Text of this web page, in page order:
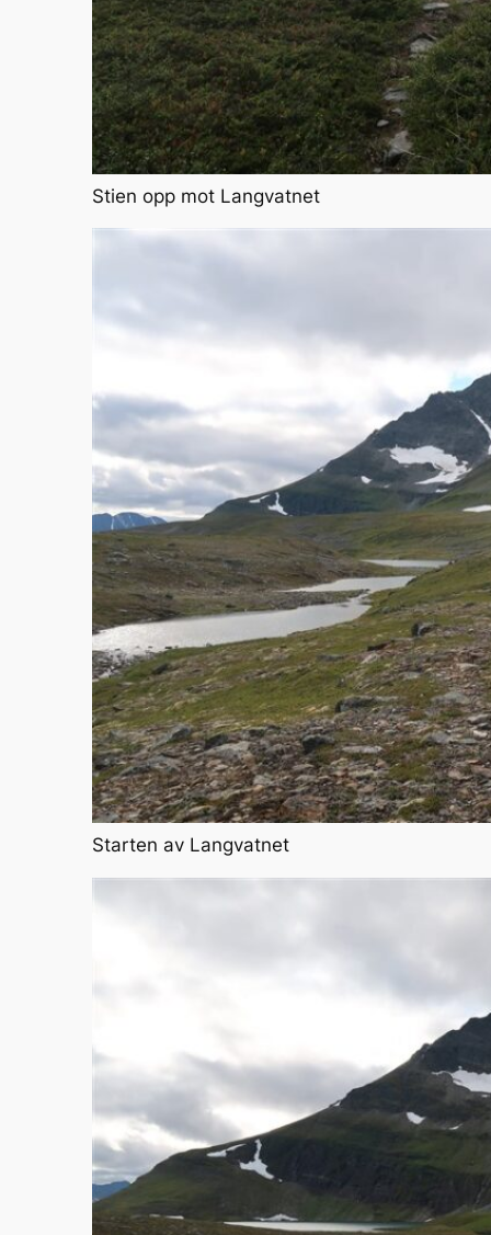
Stien opp mot Langvatnet
Starten av Langvatnet